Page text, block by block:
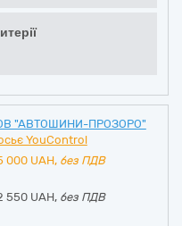
"АВТОШИНИ-ПРОЗОРО"
YouControl
000 UAH, без ПДВ
550 UAH, без ПДВ